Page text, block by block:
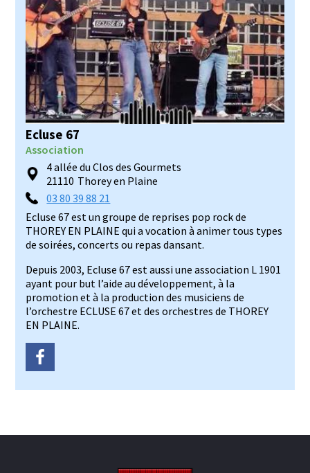
Ecluse 67
Association
4 allée du Clos des Gourmets
21110 Thorey en Plaine
03 80 39 88 21
Ecluse 67 est un groupe de reprises pop rock de
THOREY EN PLAINE qui a vocation à animer tous types
de soirées, concerts ou repas dansant.
Depuis 2003, Ecluse 67 est aussi une association L 1901
ayant pour but l’aide au développement, à la
promotion et à la production des musiciens de
l’orchestre ECLUSE 67 et des orchestres de THOREY
EN PLAINE.